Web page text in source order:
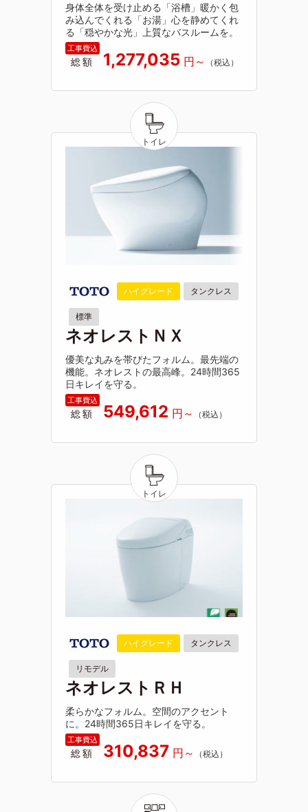
身体全体を受け止める「浴槽」暖かく包
み込んでくれる「お湯」心を静めてくれ
る「穏やかな光」上質なバスルームを。
総額 1,277,035
ハイグレード タンクレス
標準
ネオレストＮＸ
優美な丸みを帯びたフォルム。最先端の
機能。ネオレストの最高峰。24時間365
日キレイを守る。
総額 549,612
ハイグレード タンクレス
リモデル
ネオレストＲＨ
柔らかなフォルム。空間のアクセント
に。24時間365日キレイを守る。
総額 310,837